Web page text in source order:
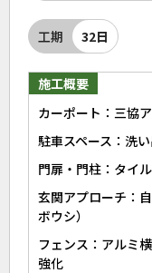
工期 32日
施工概要
カーポート：三協
駐車スペース：洗
門扉・門柱：タイ
玄関アプローチ：
ボウシ）
フェンス：アルミ
強化